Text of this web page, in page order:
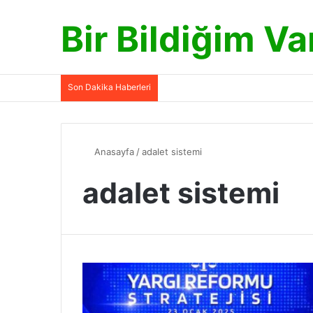
Bir Bildiğim
Son Dakika Haberleri
Anasayfa /adalet sistemi
adalet sistemi